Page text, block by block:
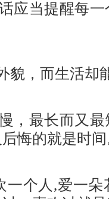
应当提醒每
貌，而生活却
，最长而又
悔的就是时
一个人,爱一